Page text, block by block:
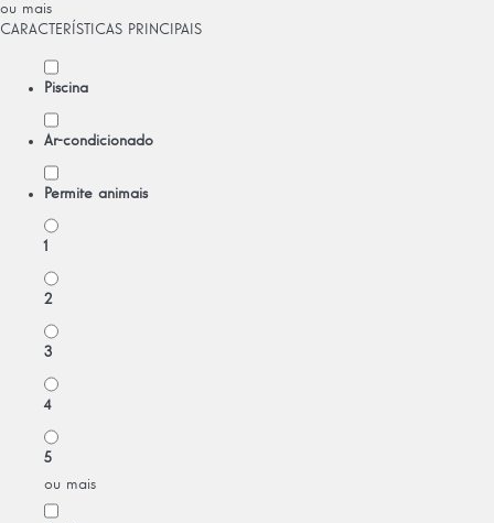
ou mais
CARACTERÍSTICAS PRINCIPAIS
Piscina
Ar-condicionado
Permite animais
1
2
3
4
5
ou mais